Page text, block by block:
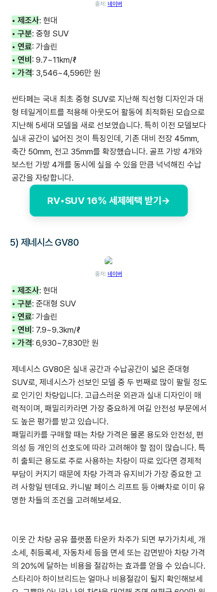
출처: 네이버
• 제조사: 현대
• 구분: 중형 SUV
• 연료: 가솔린
• 연비 : 9.7~11km/ℓ
• 가격: 3,546~4,596만 원
싼타페는 국내 최초 중형 SUV로 지난해 직선형 디자인과 대
형 테일게이트를 적용해 아웃도어 활동에 최적화된 모습으로
지난해 5세대 모델을 새로 선보였습니다. 특히 이전 모델보다
실내 공간이 넓어진 것이 특징인데, 기존 대비 전장 45mm,
축간 50mm, 전고 35mm를 확장했습니다. 골프 가방 4개와
보스턴 가방 4개를 동시에 실을 수 있을 만큼 넉넉해진 수납
공간을 자랑합니다.
RV•SUV 16% 세제혜택 받기→
5) 제네시스 GV80
출처: 네이버
• 제조사: 현대
• 구분: 준대형 SUV
• 연료: 가솔린
• 연비 : 7.9~9.3km/ℓ
• 가격: 6,930~7,830만 원
제네시스 GV80은 실내 공간과 수납공간이 넓은 준대형
SUV로, 제네시스가 선보인 모델 중 두 번째로 많이 팔릴 정도
로 인기인 차량입니다. 고급스러운 외관과 실내 디자인이 매
력적이며, 패밀리카라면 가장 중요하게 여길 안전성 부문에서
도 높은 평가를 받고 있습니다.
패밀리카를 구매할 때는 차량 가격은 물론 용도와 안전성, 편
의성 등 개인의 선호도에 따라 고려해야 할 점이 많습니다. 특
히 출퇴근 용도로 주로 사용하는 차량이 따로 있다면 경제적
부담이 커지기 때문에 차량 가격과 유지비가 가장 중요한 고
려 사항일 텐데요. 카니발 페이스 리프트 등 아빠차로 이미 유
명한 차들의 조건을 고려해보세요.
이웃 간 차량 공유 플랫폼 타운카 차주가 되면 부가가치세, 개
소세, 취등록세, 자동차세 등을 면세 또는 감면받아 차량 가격
의 20%에 달하는 비용을 절감하는 효과를 얻을 수 있습니다.
스타리아 하이브리드는 얼마나 비용절감이 될지 확인해보세